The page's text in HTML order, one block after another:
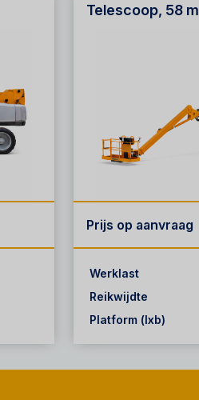
Telescoop, 58 m
Prijs op aanvraag
Werklast
Reikwijdte
Platform (lxb)